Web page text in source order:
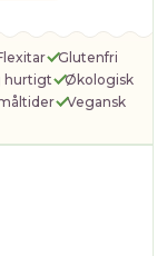
Glutenfri
hurtigt
Økologisk
Vegansk